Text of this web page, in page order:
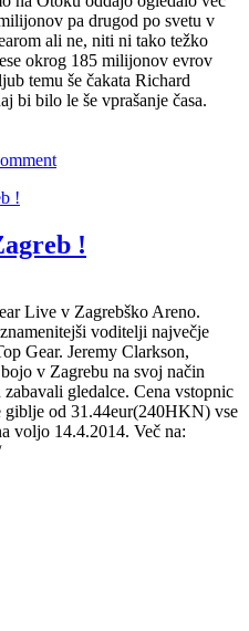
pa drugod po svetu v
ali ne, niti ni tako težko
okrog 185 milijonov evrov
temu še čakata Richard
bi bilo le še vprašanje časa.
!
Live v Zagrebško Areno.
voditelji največje
Gear. Jeremy Clarkson,
v Zagrebu na svoj način
gledalce. Cena vstopnic
giblje od 31.44eur(240HKN) vse
voljo 14.4.2014. Več na: